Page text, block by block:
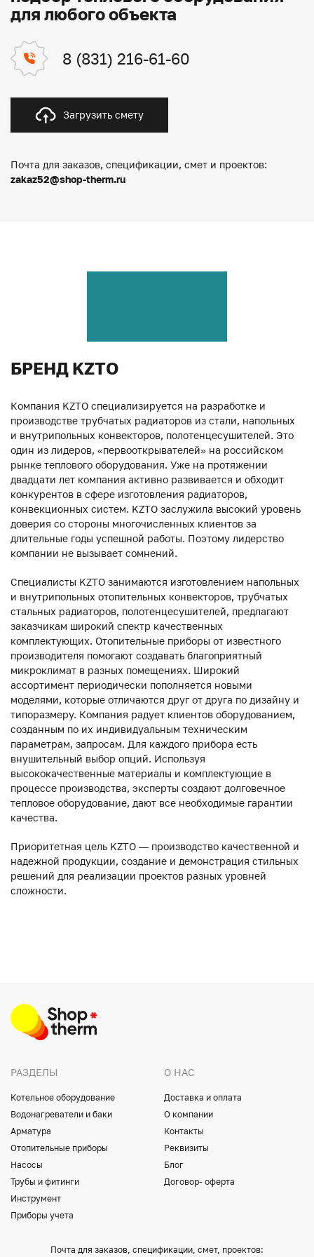
для любого объекта
8 (831) 216-61-60
Загрузить смету
Почта для заказов, спецификации, смет и проектов:
zakaz52@shop-therm.ru
БРЕНД KZTO
Компания KZTO специализируется на разработке и
производстве трубчатых радиаторов из стали, напольных
и внутрипольных конвекторов, полотенцесушителей. Это
один из лидеров, «первооткрывателей» на российском
рынке теплового оборудования. Уже на протяжении
двадцати лет компания активно развивается и обходит
конкурентов в сфере изготовления радиаторов,
конвекционных систем. KZTO заслужила высокий уровень
доверия со стороны многочисленных клиентов за
длительные годы успешной работы. Поэтому лидерство
компании не вызывает сомнений.
Специалисты KZTO занимаются изготовлением напольных
и внутрипольных отопительных конвекторов, трубчатых
стальных радиаторов, полотенцесушителей, предлагают
заказчикам широкий спектр качественных
комплектующих. Отопительные приборы от известного
производителя помогают создавать благоприятный
микроклимат в разных помещениях. Широкий
ассортимент периодически пополняется новыми
моделями, которые отличаются друг от друга по дизайну и
типоразмеру. Компания радует клиентов оборудованием,
созданным по их индивидуальным техническим
параметрам, запросам. Для каждого прибора есть
внушительный выбор опций. Используя
высококачественные материалы и комплектующие в
процессе производства, эксперты создают долговечное
тепловое оборудование, дают все необходимые гарантии
качества.
Приоритетная цель KZTO — производство качественной и
надежной продукции, создание и демонстрация стильных
решений для реализации проектов разных уровней
сложности.
РАЗДЕЛЫ
Котельное оборудование
Водонагреватели и баки
Арматура
Отопительные приборы
Насосы
Трубы и фитинги
Инструмент
Приборы учета
О НАС
Доставка и оплата
О компании
Контакты
Реквизиты
Блог
Договор- оферта
Почта для заказов, спецификации, смет, проектов: